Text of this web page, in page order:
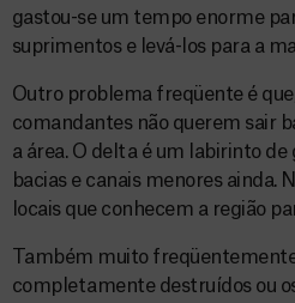
gastou-se um tempo enorme
suprimentos e levá-los para a
Outro problema freqüente é
comandantes não querem sair
a área. O delta é um labirinto de
bacias e canais menores ainda.
locais que conhecem a região
Também muito
completamente destruídos ou